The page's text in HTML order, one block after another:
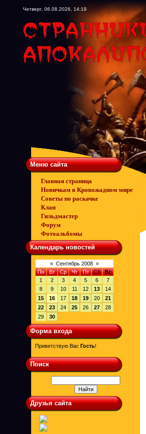
Четверг, 06.08.2026, 14:19
Меню сайта
Главная страница
Новичкам в Кровожадном мире
Советы по раскачке
Клан
Гильдмастер
Форум
Фотоальбомы
Календарь новостей
« Сентябрь 2008 »
Пн
Вт Ср Чт Пт Сб
Вс
1
2 3 4 5 6
7
8
9 10 11 12 13
14
15
16 17 18 19 20
21
22
23 24 25 26 27
28
29
30
Форма входа
Приветствую Вас Гость!
Поиск
Друзья сайта